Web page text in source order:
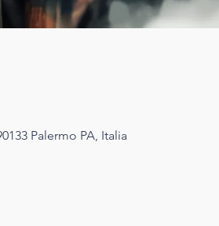
Palermo PA, Italia